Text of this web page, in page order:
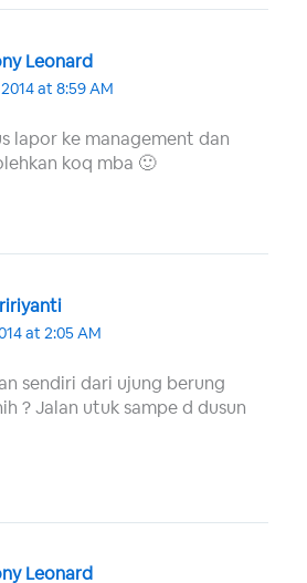
Leonard
at 8:59 AM
lapor ke management dan
koq mba 🙂
at 2:05 AM
sendiri dari ujung berung
? Jalan utuk sampe d dusun
Leonard